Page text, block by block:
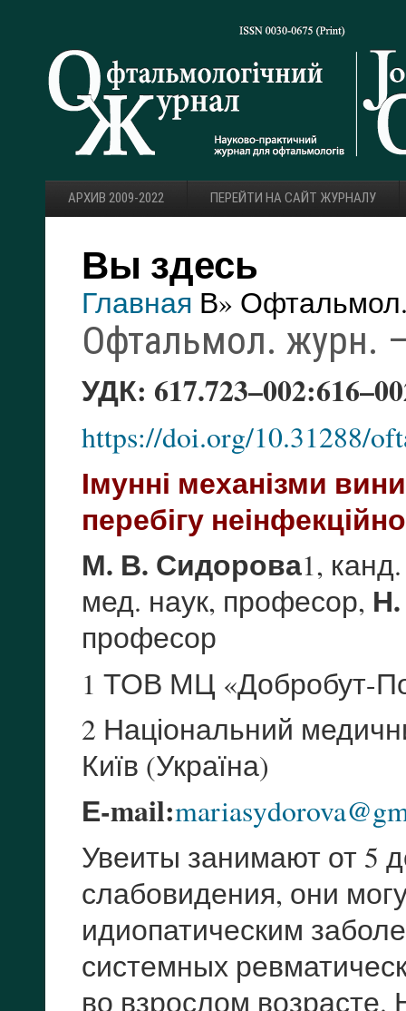
АРХИВ 2009-2022 ПЕРЕЙТИ НА САЙТ ЖУРНАЛУ
Вы здесь
Главная В»
Офтальмол. журн.
УДК:
https://doi.org/10.31288/
Імунні механізми
перебігу
М. В. Сидорова1,
мед. наук, професор,
професор
1 ТОВ МЦ «Добробут-
2 Національний
Київ (Україна)
Е-mail:
Увеиты занимают от 5
слабовидения, они
идиопатическим
системных
во взрослом